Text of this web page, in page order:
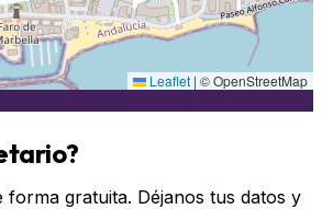
Leaflet | © OpenStreetMap
forma gratuita. Déjanos tus datos y